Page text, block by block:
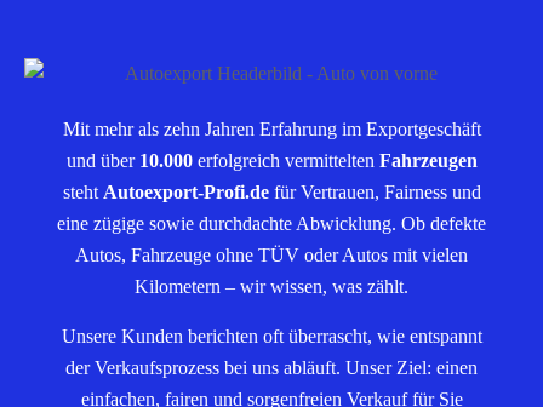
Mit mehr als zehn Jahren Erfahrung im Exportgeschäft
und über 10.000erfolgreich vermittelten Fahrzeugen
steht Autoexport-Profi.defür Vertrauen, Fairness und
eine zügige sowie durchdachte Abwicklung. Ob defekte
Autos, Fahrzeuge ohne TÜV oder Autos mit vielen
Kilometern – wir wissen, was zählt.
Unsere Kunden berichten oft überrascht, wie entspannt
der Verkaufsprozess bei uns abläuft. Unser Ziel: einen
einfachen, fairen und sorgenfreien Verkauf für Sie